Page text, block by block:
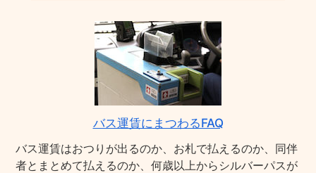
バス運賃にまつわるFAQ
バス運賃はおつりが出るのか、お札で払えるのか、同伴
者とまとめて払えるのか、何歳以上からシルバーパスが